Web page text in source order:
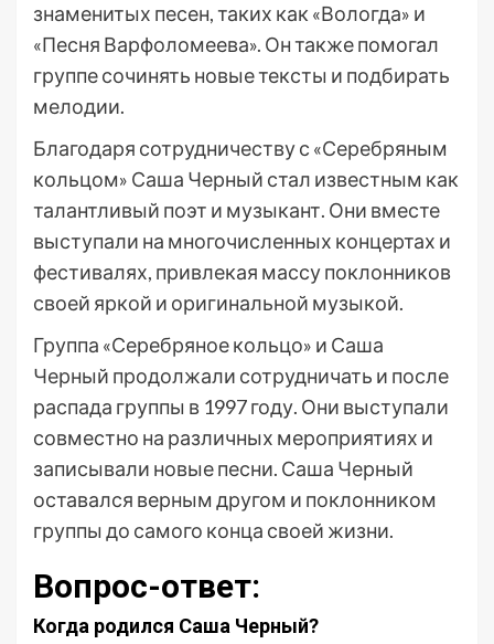
знаменитых песен, таких как «Вологда» и
«Песня Варфоломеева». Он также помогал
группе сочинять новые тексты и подбирать
мелодии.
Благодаря сотрудничеству с «Серебряным
кольцом» Саша Черный стал известным как
талантливый поэт и музыкант. Они вместе
выступали на многочисленных концертах и
фестивалях, привлекая массу поклонников
своей яркой и оригинальной музыкой.
Группа «Серебряное кольцо» и Саша
Черный продолжали сотрудничать и после
распада группы в 1997 году. Они выступали
совместно на различных мероприятиях и
записывали новые песни. Саша Черный
оставался верным другом и поклонником
группы до самого конца своей жизни.
Вопрос-ответ:
Когда родился Саша Черный?